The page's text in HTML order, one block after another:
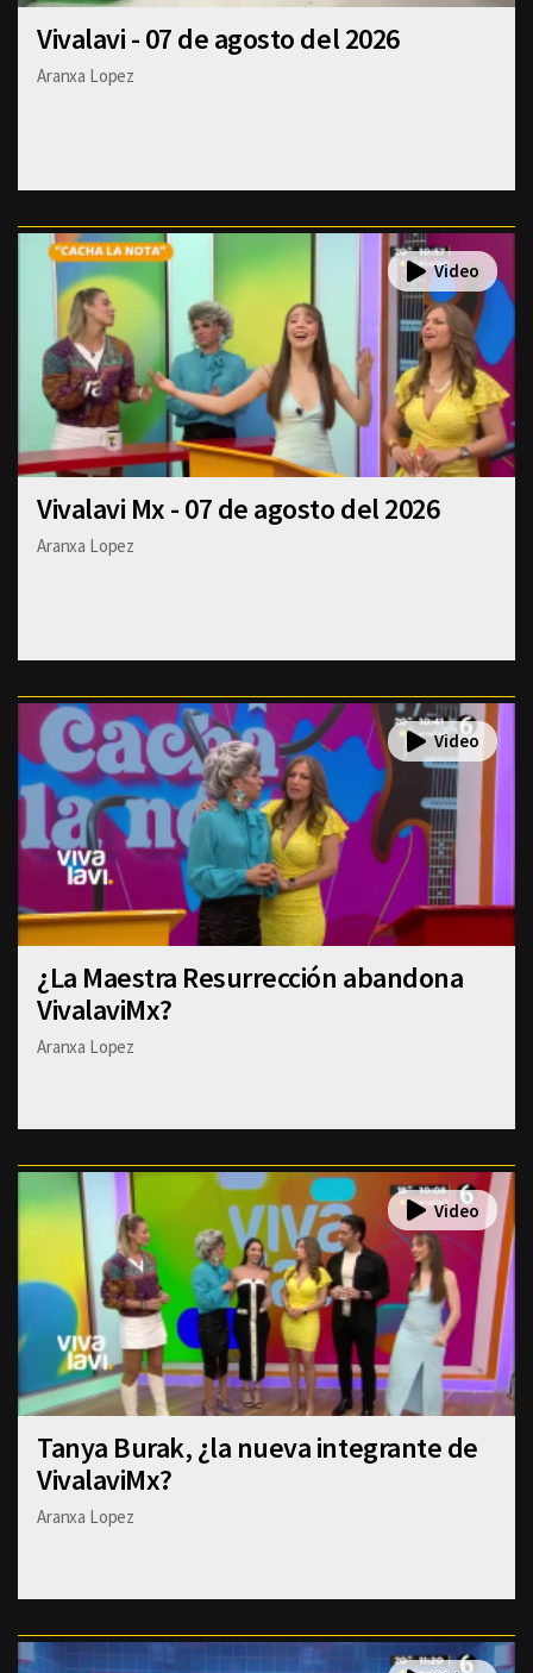
Vivalavi - 07 de agosto del 2026
Aranxa Lopez
Vivalavi Mx - 07 de agosto del 2026
Aranxa Lopez
¿La Maestra Resurrección abandona
VivalaviMx?
Aranxa Lopez
Tanya Burak, ¿la nueva integrante de
VivalaviMx?
Aranxa Lopez